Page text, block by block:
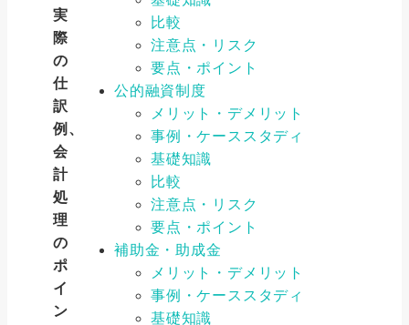
実
際
の
仕
訳
例、
会
計
処
理
の
ポ
イ
ン
比較
注意点・リスク
要点・ポイント
公的融資制度
メリット・デメリット
事例・ケーススタディ
基礎知識
比較
注意点・リスク
要点・ポイント
補助金・助成金
メリット・デメリット
事例・ケーススタディ
基礎知識